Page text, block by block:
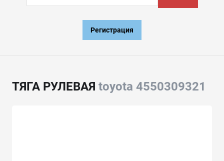
Регистрация
ТЯГА РУЛЕВАЯ toyota 4550309321